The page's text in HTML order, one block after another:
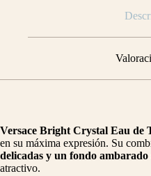
Versace Bright Crystal Eau de
en su máxima expresión. Su
delicadas y un fondo ambarado
atractivo.